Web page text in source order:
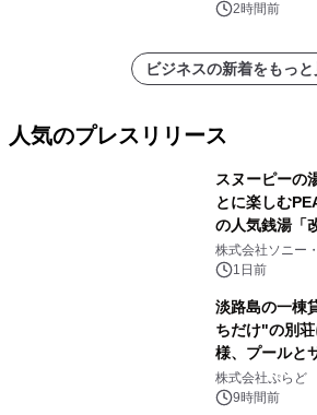
2時間前
ビジネスの新着をもっと
人気のプレスリリース
スヌーピーの
とに楽しむ
の人気銭湯「
ラボレーショ
ボグッズも発
株式会社ソニー
1日前
淡路島の一棟
ちだけ"の別
様、プールと
きで Villa
素泊りプラン
株式会社ぷらど
9時間前